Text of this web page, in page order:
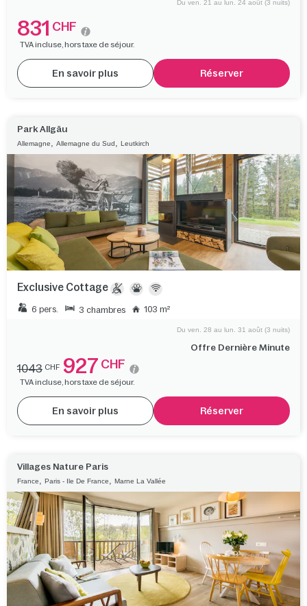
Du ven. 21 au lun. 24 août (3 nuits)
831 CHF
TVA incluse, hors taxe de séjour.
En savoir plus Réserver
Park Allgäu
Allemagne Allemagne du Sud Leutkirch
Exclusive Cottage
6 pers. 3 chambres 103 m²
Offre Dernière Minute
Du ven. 28 au lun. 31 août (3 nuits)
1043 CHF 927 CHF
TVA incluse, hors taxe de séjour.
En savoir plus Réserver
Villages Nature Paris
France Paris - Ile De France Marne La Vallée